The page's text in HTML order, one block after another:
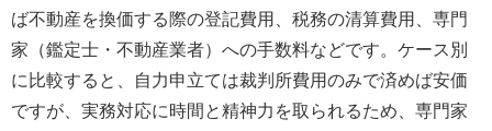
ば不動産を換価する際の登記費用、税務の清算費用、専門
家（鑑定士・不動産業者）への手数料などです。ケース別
に比較すると、自力申立ては裁判所費用のみで済めば安価
ですが、実務対応に時間と精神力を取られるため、専門家